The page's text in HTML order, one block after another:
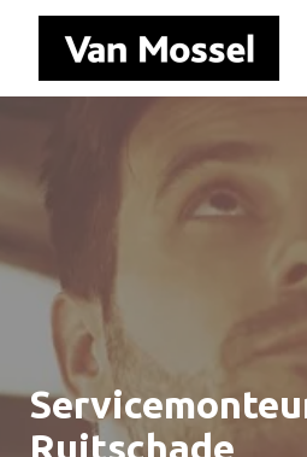
Overslaan
Homepagina
Ruitschade